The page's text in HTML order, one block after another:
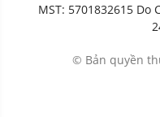
MST: 5701832615 Do
© Bản quyền